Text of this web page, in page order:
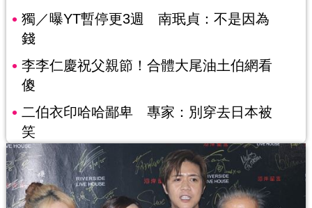
獨／曝YT暫停更3週 南珉貞：不是因為
錢
李李仁慶祝父親節！合體大尾油土伯網看
傻
二伯衣印哈哈鄙卑 專家：別穿去日本被
笑